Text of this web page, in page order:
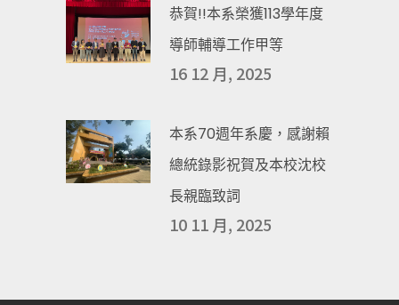
恭賀!!本系榮獲113學年度
導師輔導工作甲等
16 12 月, 2025
本系70週年系慶，感謝賴
總統錄影祝賀及本校沈校
長親臨致詞
10 11 月, 2025